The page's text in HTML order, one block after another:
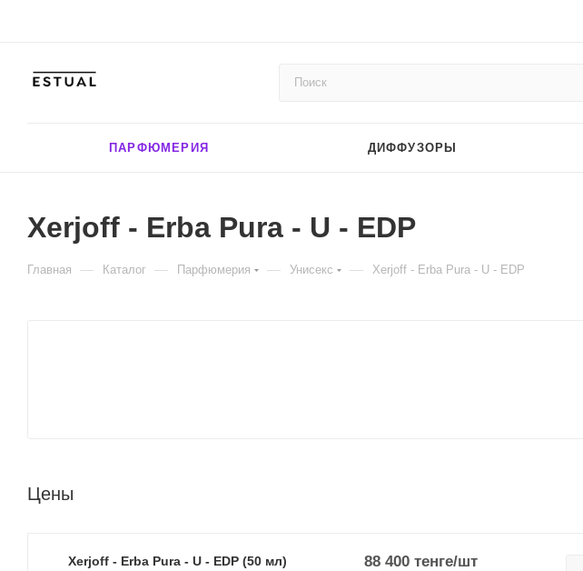
ПАРФЮМЕРИЯ ДИФФУЗОРЫ
Xerjoff - Erba Pura - U - EDP
Главная — Каталог — Парфюмерия — Унисекс — Xerjoff - Erba Pura - U - EDP
Цены
Xerjoff - Erba Pura - U - EDP (50 мл) 88 400тенге/шт